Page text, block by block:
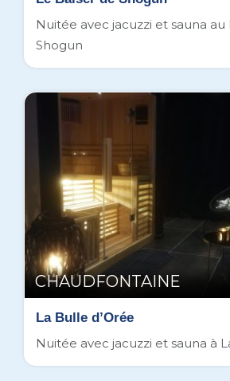
Nuitée avec jacuzzi et sauna au
Shogun
CHAUDFONTAINE
La Bulle d’Orée
Nuitée avec jacuzzi et sauna à